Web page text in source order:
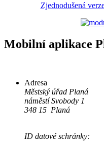
Zjednodušená
Mobilní aplikace
Adresa
Městský úřad Planá
náměstí Svobody 1
348 15 Planá
ID datové schránky: